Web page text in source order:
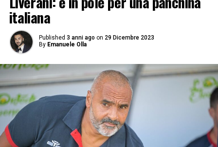
italiana
Published 3 anni ago on 29 Dicembre 2023
By Emanuele Olla